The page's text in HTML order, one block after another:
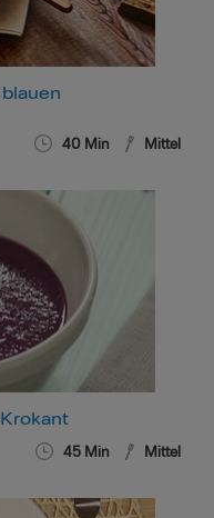
40 Min Mittel
45 Min Mittel